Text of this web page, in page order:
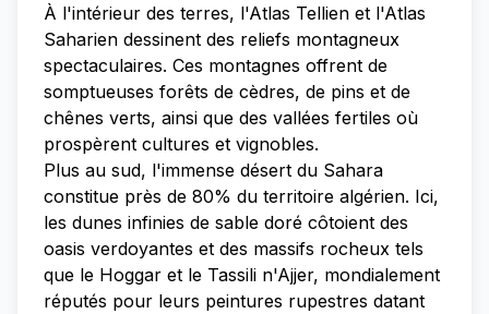
À l'intérieur des terres, l'Atlas Tellien et l'Atlas
Saharien dessinent des reliefs montagneux
spectaculaires. Ces montagnes offrent de
somptueuses forêts de cèdres, de pins et de
chênes verts, ainsi que des vallées fertiles où
prospèrent cultures et vignobles.
Plus au sud, l'immense désert du Sahara
constitue près de 80% du territoire algérien. Ici,
les dunes infinies de sable doré côtoient des
oasis verdoyantes et des massifs rocheux tels
que le Hoggar et le Tassili n'Ajjer, mondialement
réputés pour leurs peintures rupestres datant